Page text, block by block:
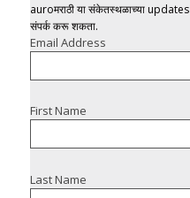
auroमराठी या संकेतस्थळाच्या
संपर्क करू शकता.
Email Address
First Name
Last Name